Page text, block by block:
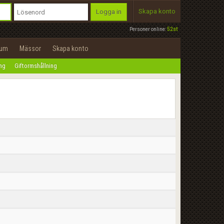
Personer online:52st
Logga in Skapa konto
Mässor Skapa konto
Giftormshållning